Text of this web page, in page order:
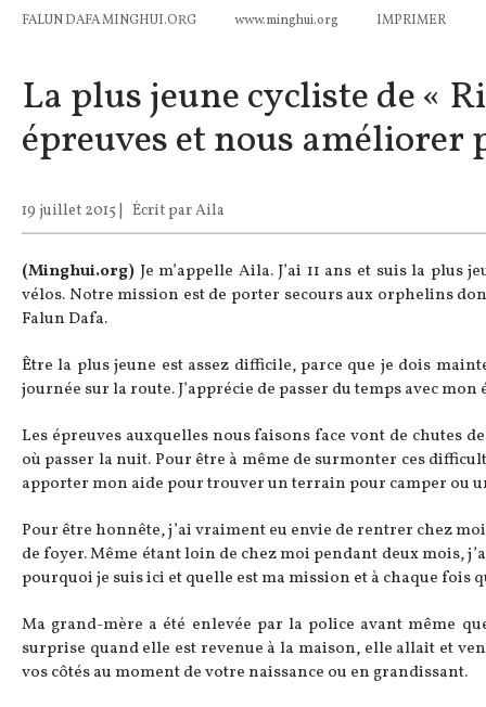
FALUN DAFA MINGHUI.ORG www.minghui.org IMPRIMER
La plus jeune cycliste de «
épreuves et nous
19 juillet 2015 Écrit par Aila
(Minghui.org) Je m’appelle Aila. J’ai 11 ans et suis la
vélos. Notre mission est de porter secours aux orphelins
Falun Dafa.
Être la plus jeune est assez difficile, parce que je dois
journée sur la route. J’apprécie de passer du temps avec
Les épreuves auxquelles nous faisons face vont de chutes
où passer la nuit. Pour être à même de surmonter ces
apporter mon aide pour trouver un terrain pour camper ou
Pour être honnête, j’ai vraiment eu envie de rentrer chez
de foyer. Même étant loin de chez moi pendant deux mois,
pourquoi je suis ici et quelle est ma mission et à chaque fois
Ma grand-mère a été enlevée par la police avant même
surprise quand elle est revenue à la maison, elle allait et
vos côtés au moment de votre naissance ou en grandissant.